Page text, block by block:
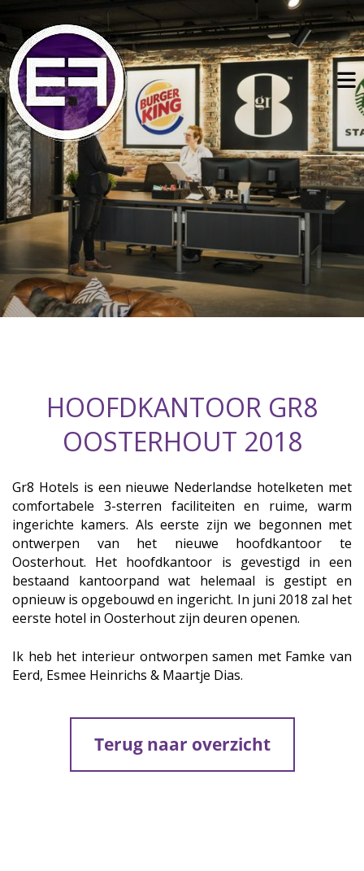
HOOFDKANTOOR GR8
OOSTERHOUT 2018
Gr8 Hotels is een nieuwe Nederlandse hotelketen met
comfortabele 3-sterren faciliteiten en ruime, warm
ingerichte kamers. Als eerste zijn we begonnen met
ontwerpen van het nieuwe hoofdkantoor te
Oosterhout. Het hoofdkantoor is gevestigd in een
bestaand kantoorpand wat helemaal is gestipt en
opnieuw is opgebouwd en ingericht. In juni 2018 zal het
eerste hotel in Oosterhout zijn deuren openen.
Ik heb het interieur ontworpen samen met Famke van
Eerd, Esmee Heinrichs & Maartje Dias.
Terug naar overzicht